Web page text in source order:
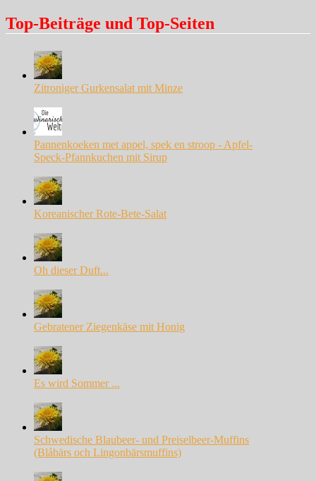
Top-Beiträge und Top-Seiten
Zitroniger Gurkensalat mit Minze
Pannenkoeken met appel, spek en stroop - Apfel-
Speck-Pfannkuchen mit Sirup
Koreanischer Rote-Bete-Salat
Oh dieser Duft...
Gebratener Ziegenkäse mit Honig
Es wird Sommer ...
Schwedische Blaubeer- und Preiselbeer-Muffins
(Blåbärs och Lingonbärsmuffins)